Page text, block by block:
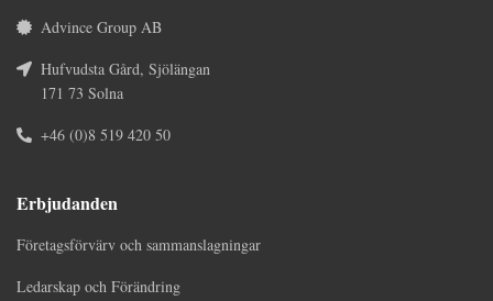
Advince Group AB
Hufvudsta Gård, Sjölängan
171 73 Solna
+46 (0)8 519 420 50
Erbjudanden
Företagsförvärv och sammanslagningar
Ledarskap och Förändring